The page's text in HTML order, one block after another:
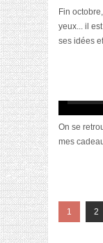
Fin
yeux... il
ses idées
On se
mes
1 2